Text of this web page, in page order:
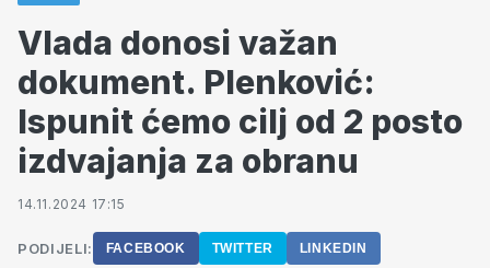
Vlada donosi važan
dokument. Plenković:
Ispunit ćemo cilj od 2 posto
izdvajanja za obranu
14.11.2024 17:15
PODIJELI: FACEBOOK TWITTER LINKEDIN